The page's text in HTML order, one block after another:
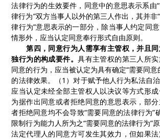
法律行为的生效要件，同意中的意思表示系由
律行为”双方当事人以外的第三人作出，其并非
律行为”意思表示的一部分，除当事人约定同
情形外，应当认定同意奉行形式自由原则。
第四，同意行为人需享有主管权，并且
独行为的构成要件。具有主管权的第三人所
同意的行为，应当被认定为具有确定“需要同意
的法律效果。 （1）对于赋予他人行为私法自
应当认定未经全部主管权人以决议等方式形
为据作出同意或者拒绝同意的意思表示，部
者拒绝同意均不会导致“需要同意的法律行为”
限制行为能力人所为之“需要同意的法律行为”
法定代理人的同意方可发生其效力，但如果